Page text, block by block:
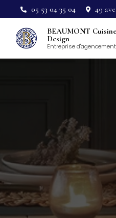
au
contenu
principal
05 53 04 35 04 49
BEAUMONT
Design
Entreprise